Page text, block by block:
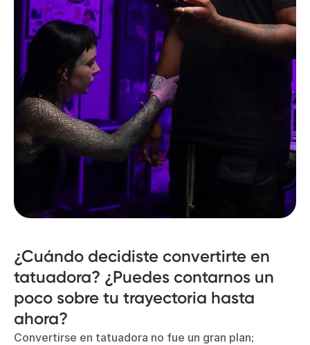
¿Cuándo decidiste convertirte en
tatuadora? ¿Puedes contarnos un
poco sobre tu trayectoria hasta
ahora?
Convertirse en tatuadora no fue un gran plan;